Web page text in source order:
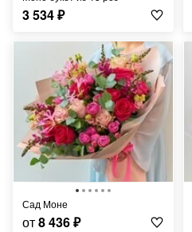
3 534₽
Сад Моне
от8 436₽